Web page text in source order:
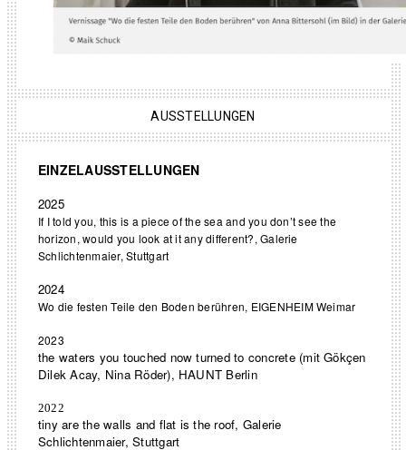
AUSSTELLUNGEN
EINZELAUSSTELLUNGEN
2025
If I told you, this is a piece of the sea and you don’t see the
horizon, would you look at it any different?, Galerie
Schlichtenmaier, Stuttgart
2024
Wo die festen Teile den Boden berühren, EIGENHEIM Weimar
2023
the waters you touched now turned to concrete (mit Gökçen
Dilek Acay, Nina Röder), HAUNT Berlin
2022
tiny are the walls and flat is the roof, Galerie
Schlichtenmaier, Stuttgart